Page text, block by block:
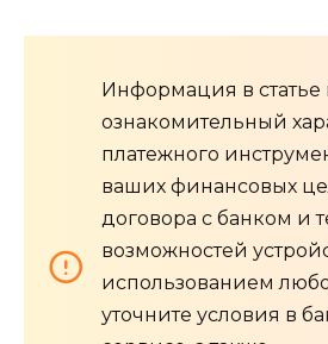
Информация в статье
ознакомительный
платежного
ваших финансовых
договора с банком и
возможностей
использованием
уточните условия в